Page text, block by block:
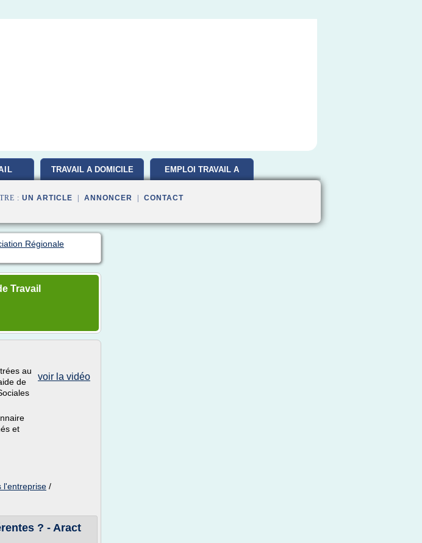
TRAVAIL A DOMICILE EMPLOI TRAVAIL A
: UN ARTICLE ANNONCER CONTACT
Régionale
Travail
voir la vidéo
au
de
et
l'entreprise /
? - Aract